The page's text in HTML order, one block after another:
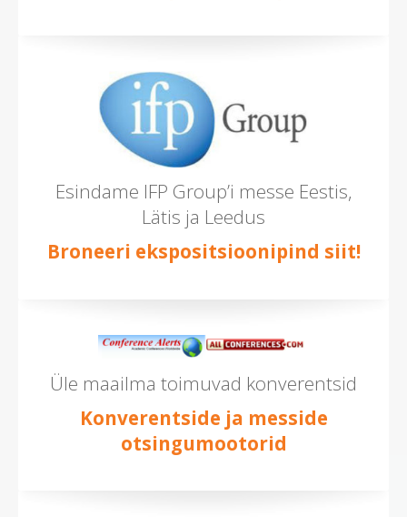
Esindame IFP Group’i messe Eestis,
Lätis ja Leedus
Broneeri ekspositsioonipind siit!
Üle maailma toimuvad konverentsid
Konverentside ja messide
otsingumootorid